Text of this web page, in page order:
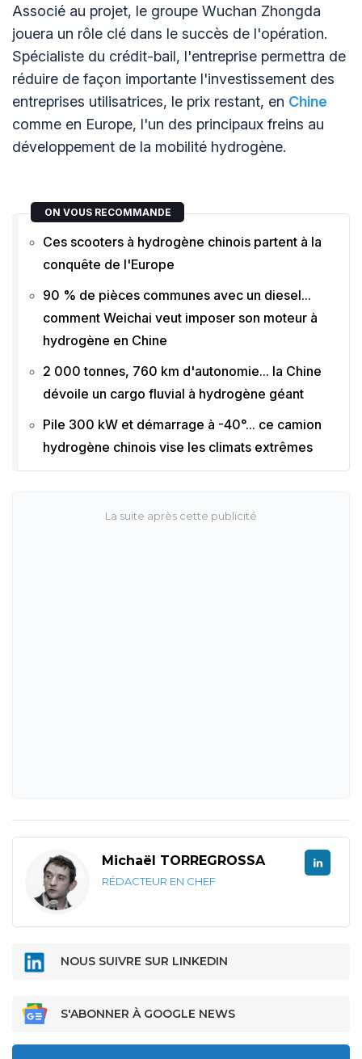
Associé au projet, le groupe Wuchan Zhongda
jouera un rôle clé dans le succès de l'opération.
Spécialiste du crédit-bail, l'entreprise permettra de
réduire de façon importante l'investissement des
entreprises utilisatrices, le prix restant, en Chine
comme en Europe, l'un des principaux freins au
développement de la mobilité hydrogène.
ON VOUS RECOMMANDE
Ces scooters à hydrogène chinois partent à la
conquête de l'Europe
90 % de pièces communes avec un diesel...
comment Weichai veut imposer son moteur à
hydrogène en Chine
2 000 tonnes, 760 km d'autonomie... la Chine
dévoile un cargo fluvial à hydrogène géant
Pile 300 kW et démarrage à -40°... ce camion
hydrogène chinois vise les climats extrêmes
Michaël TORREGROSSA
RÉDACTEUR EN CHEF
NOUS SUIVRE SUR LINKEDIN
S'ABONNER À GOOGLE NEWS